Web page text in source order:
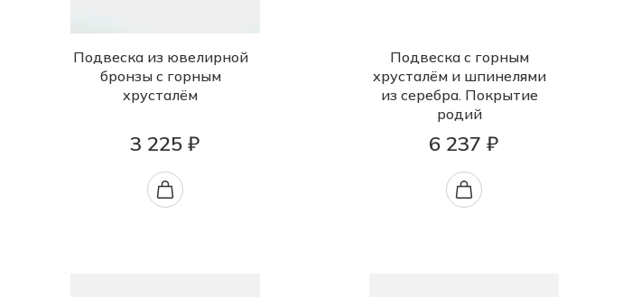
Подвеска из ювелирной
бронзы с горным
хрусталём
3 225 ₽
Подвеска с горным
хрусталём и шпинелями
из серебра. Покрытие
родий
6 237 ₽